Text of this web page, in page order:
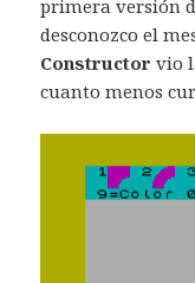
primera versión
desconozco el
Constructorvio
cuanto menos